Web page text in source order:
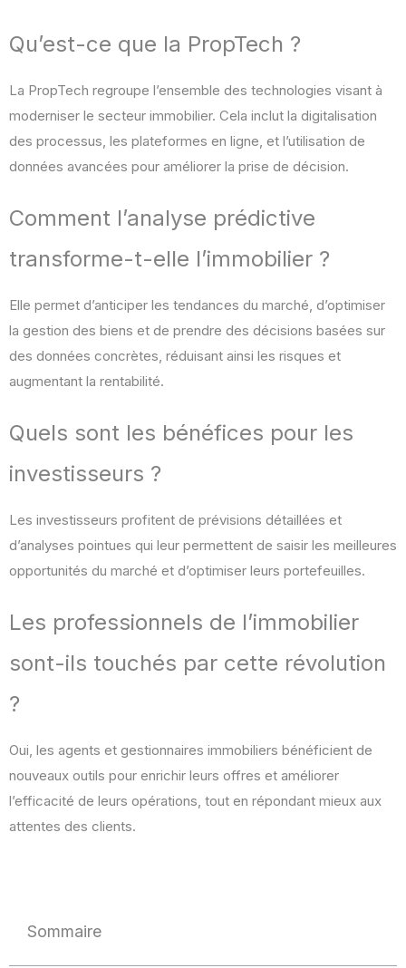
Qu’est-ce que la PropTech ?
La PropTech regroupe l’ensemble des technologies visant à
moderniser le secteur immobilier. Cela inclut la digitalisation
des processus, les plateformes en ligne, et l’utilisation de
données avancées pour améliorer la prise de décision.
Comment l’analyse prédictive
transforme-t-elle l’immobilier ?
Elle permet d’anticiper les tendances du marché, d’optimiser
la gestion des biens et de prendre des décisions basées sur
des données concrètes, réduisant ainsi les risques et
augmentant la rentabilité.
Quels sont les bénéfices pour les
investisseurs ?
Les investisseurs profitent de prévisions détaillées et
d’analyses pointues qui leur permettent de saisir les meilleures
opportunités du marché et d’optimiser leurs portefeuilles.
Les professionnels de l’immobilier
sont-ils touchés par cette révolution
?
Oui, les agents et gestionnaires immobiliers bénéficient de
nouveaux outils pour enrichir leurs offres et améliorer
l’efficacité de leurs opérations, tout en répondant mieux aux
attentes des clients.
Sommaire